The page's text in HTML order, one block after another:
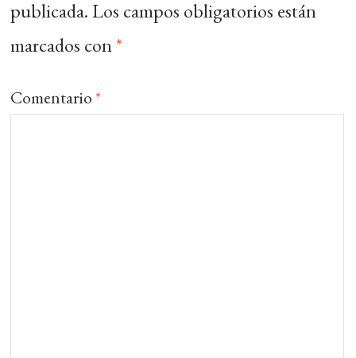
publicada. Los campos obligatorios están
marcados con*
Comentario *